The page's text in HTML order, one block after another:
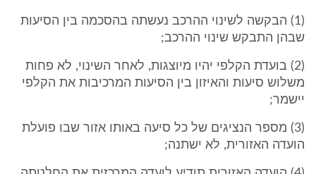
(1) הבקשה לשינוי ההרכב נעשתה בהסכמה בין הסיעות
שבהן התבקש שינוי ההרכב;
(2) בועדת הקלפי יהיו מיוצגות, לאחר השינוי, לא פחות
משלוש סיעות והאיזון בין הסיעות המרכיבות את הקלפי
יישמר;
(3) מספר הנציגים של כל סיעה באותו אזור שבו פועלת
הועדה האזורית, לא ישתנה;